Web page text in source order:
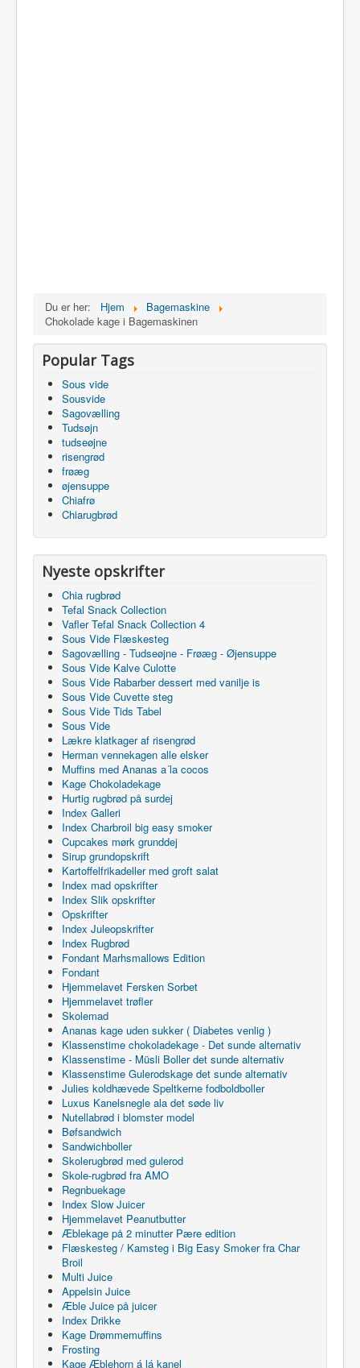
Du er her: Hjem
Bagemaskine
Chokolade kage i Bagemaskinen
Popular Tags
Sous vide
Sousvide
Sagovælling
Tudsøjn
tudseøjne
risengrød
frøæg
øjensuppe
Chiafrø
Chiarugbrød
Nyeste opskrifter
Chia rugbrød
Tefal Snack Collection
Vafler Tefal Snack Collection 4
Sous Vide Flæskesteg
Sagovælling - Tudseøjne - Frøæg - Øjensuppe
Sous Vide Kalve Culotte
Sous Vide Rabarber dessert med vanilje is
Sous Vide Cuvette steg
Sous Vide Tids Tabel
Sous Vide
Lækre klatkager af risengrød
Herman vennekagen alle elsker
Muffins med Ananas a´la cocos
Kage Chokoladekage
Hurtig rugbrød på surdej
Index Galleri
Index Charbroil big easy smoker
Cupcakes mørk grunddej
Sirup grundopskrift
Kartoffelfrikadeller med groft salat
Index mad opskrifter
Index Slik opskrifter
Opskrifter
Index Juleopskrifter
Index Rugbrød
Fondant Marhsmallows Edition
Fondant
Hjemmelavet Fersken Sorbet
Hjemmelavet trøfler
Skolemad
Ananas kage uden sukker ( Diabetes venlig )
Klassenstime chokoladekage - Det sunde alternativ
Klassenstime - Müsli Boller det sunde alternativ
Klassenstime Gulerodskage det sunde alternativ
Julies koldhævede Speltkerne fodboldboller
Luxus Kanelsnegle ala det søde liv
Nutellabrød i blomster model
Bøfsandwich
Sandwichboller
Skolerugbrød med gulerod
Skole-rugbrød fra AMO
Regnbuekage
Index Slow Juicer
Hjemmelavet Peanutbutter
Æblekage på 2 minutter Pære edition
Flæskesteg / Kamsteg i Big Easy Smoker fra Char
Broil
Multi Juice
Appelsin Juice
Æble Juice på juicer
Index Drikke
Kage Drømmemuffins
Frosting
Kage Æblehorn á lá kanel